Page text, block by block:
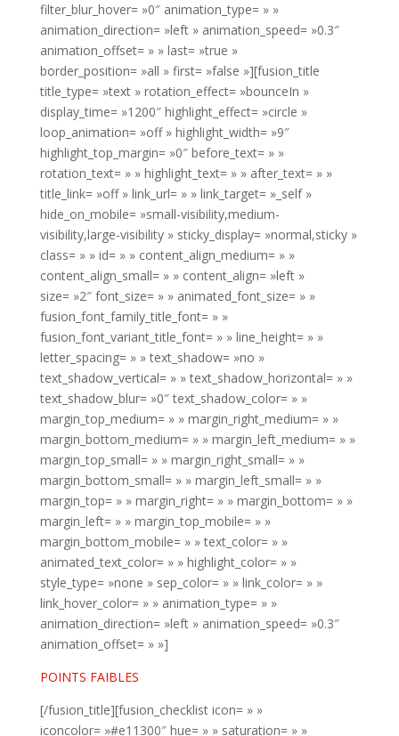
filter_blur_hover= »0″ animation_type= » »
animation_direction= »left » animation_speed= »0.3″
animation_offset= » » last= »true »
border_position= »all » first= »false »][fusion_title
title_type= »text » rotation_effect= »bounceIn »
display_time= »1200″ highlight_effect= »circle »
loop_animation= »off » highlight_width= »9″
highlight_top_margin= »0″ before_text= » »
rotation_text= » » highlight_text= » » after_text= » »
title_link= »off » link_url= » » link_target= »_self »
hide_on_mobile= »small-visibility,medium-
visibility,large-visibility » sticky_display= »normal,sticky »
class= » » id= » » content_align_medium= » »
content_align_small= » » content_align= »left »
size= »2″ font_size= » » animated_font_size= » »
fusion_font_family_title_font= » »
fusion_font_variant_title_font= » » line_height= » »
letter_spacing= » » text_shadow= »no »
text_shadow_vertical= » » text_shadow_horizontal= » »
text_shadow_blur= »0″ text_shadow_color= » »
margin_top_medium= » » margin_right_medium= » »
margin_bottom_medium= » » margin_left_medium= » »
margin_top_small= » » margin_right_small= » »
margin_bottom_small= » » margin_left_small= » »
margin_top= » » margin_right= » » margin_bottom= » »
margin_left= » » margin_top_mobile= » »
margin_bottom_mobile= » » text_color= » »
animated_text_color= » » highlight_color= » »
style_type= »none » sep_color= » » link_color= » »
link_hover_color= » » animation_type= » »
animation_direction= »left » animation_speed= »0.3″
animation_offset= » »]
POINTS FAIBLES
[/fusion_title][fusion_checklist icon= » »
iconcolor= »#e11300″ hue= » » saturation= » »